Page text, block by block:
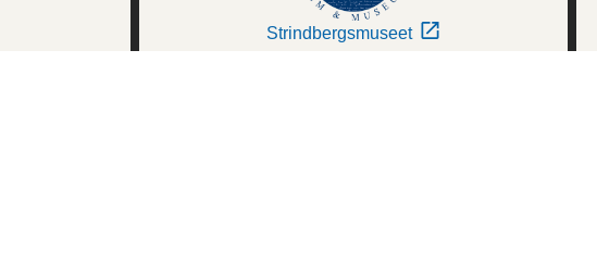
Strindbergsmuseet